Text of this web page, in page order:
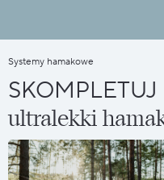
Systemy hamakowe
SKOMPLETUJ
ultralekki